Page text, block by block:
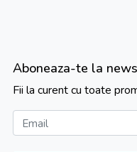
Aboneaza-te la
Fii la curent cu toate
Email